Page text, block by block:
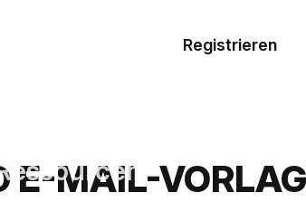
Registrieren
E-MAIL-